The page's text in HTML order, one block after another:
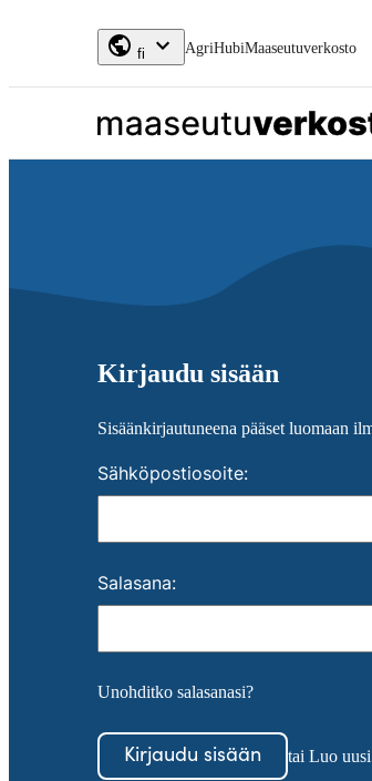
fi AgriHubiMaaseutuverkosto
Ilmastosuunnitelma
Kirjaudu sisään
Sisäänkirjautuneena pääset luomaan
Sähköpostiosoite:
Salasana:
Unohditko salasanasi?
Kirjaudu sisään tai Luo